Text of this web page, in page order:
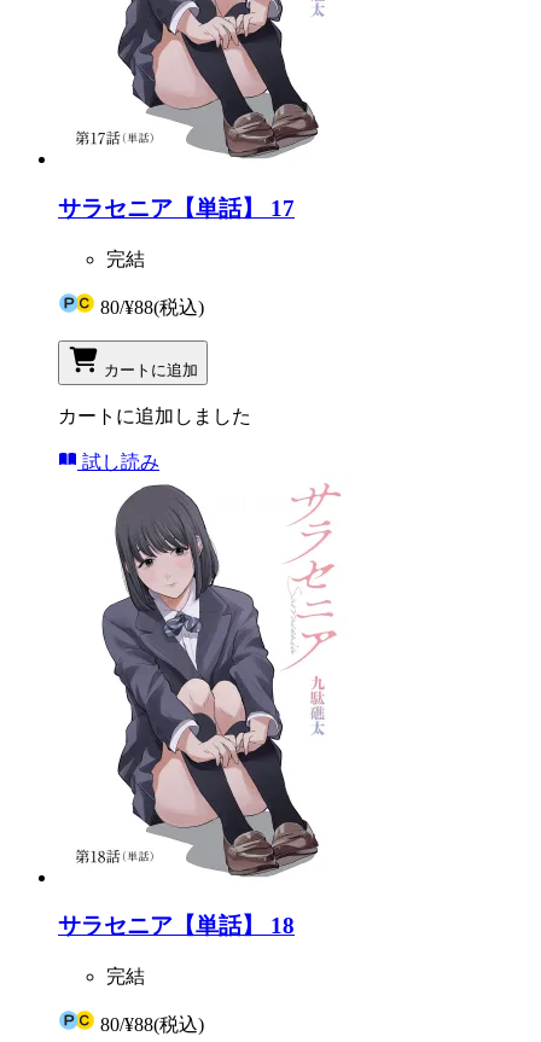
サラセニア【単話】 17
完結
80/¥88(税込)
カートに追加
カートに追加しました
試し読み
サラセニア【単話】 18
完結
80/¥88(税込)